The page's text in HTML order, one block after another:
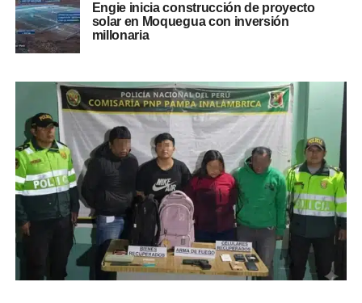
Engie inicia construcción de proyecto
solar en Moquegua con inversión
millonaria